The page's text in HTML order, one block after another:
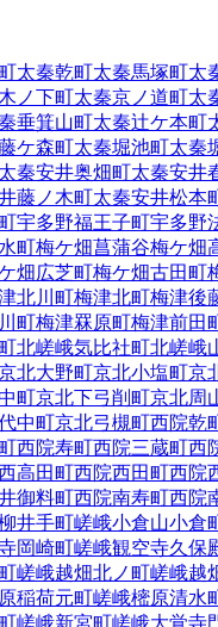
太秦乾町太秦馬塚町太
ノ下町太秦京ノ道町太
垂箕山町太秦辻ケ本町
ケ森町太秦堀池町太秦
太秦安井奥畑町太秦安井
藤ノ木町太秦安井松本
宇多野福王子町宇多野
町梅ケ畑菖蒲谷梅ケ畑
畑広芝町梅ケ畑古田町
北川町梅津北町梅津後
町梅津罧原町梅津前田
北嵯峨気比社町北嵯峨
北大野町京北小塩町京
町京北下弓削町京北周
中町京北弓槻町西院乾
西院寿町西院三蔵町西
高田町西院西田町西院
御料町西院南寿町西院
井手町嵯峨小倉山小倉
岡崎町嵯峨観空寺久保
嵯峨越畑北ノ町嵯峨越
稲荷元町嵯峨樒原清水
嵯峨新宮町嵯峨大覚寺